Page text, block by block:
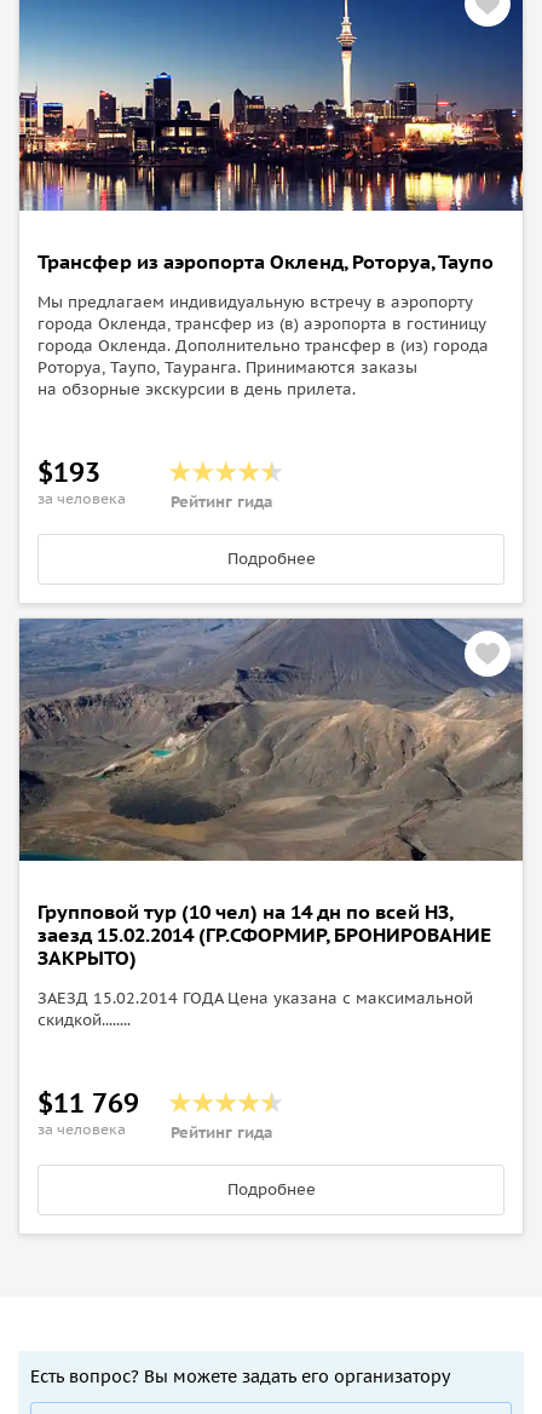
Трансфер из аэропорта Окленд, Роторуа, Таупо
Мы предлагаем индивидуальную встречу в аэропорту
города Окленда, трансфер из (в) аэропорта в гостиницу
города Окленда. Дополнительно трансфер в (из) города
Роторуа, Таупо, Тауранга. Принимаются заказы
на обзорные экскурсии в день прилета.
$193
за человека Рейтинг гида
Подробнее
Групповой тур (10 чел) на 14 дн по всей НЗ,
заезд 15.02.2014 (ГР.СФОРМИР, БРОНИРОВАНИЕ
ЗАКРЫТО)
ЗАЕЗД 15.02.2014 ГОДА Цена указана с максимальной
скидкой........
$11 769
за человека Рейтинг гида
Подробнее
Есть вопрос? Вы можете задать его организатору